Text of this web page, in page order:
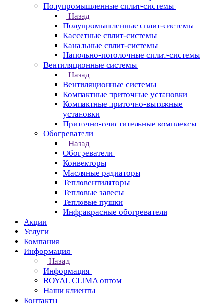
Полупромышленные сплит-системы
Назад
Полупромышленные сплит-системы
Кассетные сплит-системы
Канальные сплит-системы
Напольно-потолочные сплит-системы
Вентиляционные системы
Назад
Вентиляционные системы
Компактные приточные установки
Компактные приточно-вытяжные
установки
Приточно-очистительные комплексы
Обогреватели
Назад
Обогреватели
Конвекторы
Масляные радиаторы
Тепловентиляторы
Тепловые завесы
Тепловые пушки
Инфракрасные обогреватели
Акции
Услуги
Компания
Информация
Назад
Информация
ROYAL CLIMA оптом
Наши клиенты
Контакты